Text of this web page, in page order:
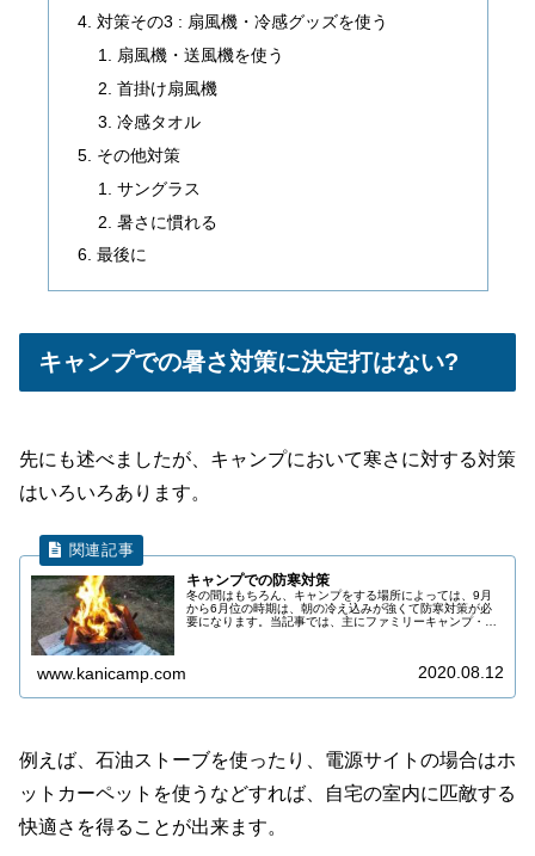
対策その3 : 扇風機・冷感グッズを使う
扇風機・送風機を使う
首掛け扇風機
冷感タオル
その他対策
サングラス
暑さに慣れる
最後に
キャンプでの暑さ対策に決定打はない?
先にも述べましたが、キャンプにおいて寒さに対する対策
はいろいろあります。
キャンプでの防寒対策
冬の間はもちろん、キャンプをする場所によっては、9月
から6月位の時期は、朝の冷え込みが強くて防寒対策が必
要になります。当記事では、主にファミリーキャンプ・オ
www.kanicamp.com 2020.08.12
例えば、石油ストーブを使ったり、電源サイトの場合はホ
ットカーペットを使うなどすれば、自宅の室内に匹敵する
快適さを得ることが出来ます。